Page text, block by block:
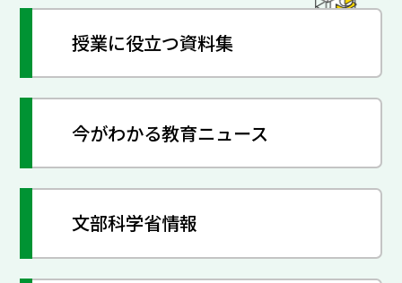
授業に役立つ資料集
今がわかる教育ニュース
文部科学省情報